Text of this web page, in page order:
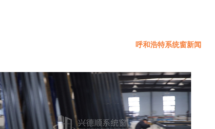
呼和浩特系统窗新闻